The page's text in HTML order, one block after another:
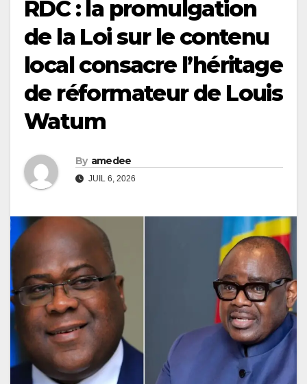
RDC : la promulgation
de la Loi sur le contenu
local consacre l’héritage
de réformateur de Louis
Watum
By amedee
JUIL 6, 2026